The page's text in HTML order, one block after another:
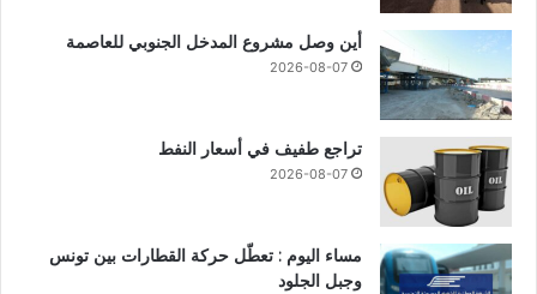
أين وصل مشروع المدخل الجنوبي للعاصمة
2026-08-07
تراجع طفيف في أسعار النفط
2026-08-07
مساء اليوم : تعطّل حركة القطارات بين تونس
وجبل الجلود